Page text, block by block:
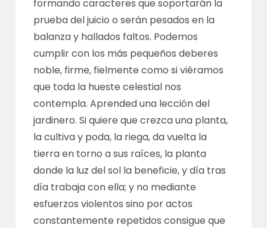
formando caracteres que soportarán la
prueba del juicio o serán pesados en la
balanza y hallados faltos. Podemos
cumplir con los más pequeños deberes
noble, firme, fielmente como si viéramos
que toda la hueste celestial nos
contempla. Aprended una lección del
jardinero. Si quiere que crezca una planta,
la cultiva y poda, la riega, da vuelta la
tierra en torno a sus raíces, la planta
donde la luz del sol la beneficie, y día tras
día trabaja con ella; y no mediante
esfuerzos violentos sino por actos
constantemente repetidos consigue que